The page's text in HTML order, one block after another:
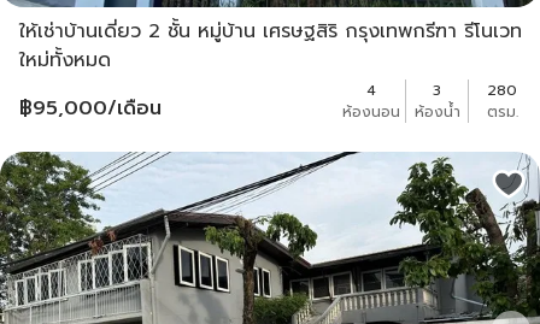
ให้เช่าบ้านเดี่ยว 2 ชั้น หมู่บ้าน เศรษฐสิริ กรุงเทพกรีฑา รีโนเวท
ใหม่ทั้งหมด
฿95,000/เดือน
4
ห้องนอน
3
ห้องน้ำ
280
ตรม.